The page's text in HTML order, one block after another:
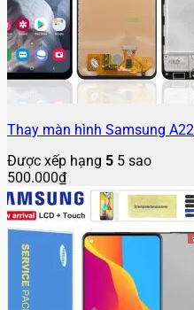
Thay màn hình Samsung A22
Được xếp hạng 5 5 sao
500.000₫